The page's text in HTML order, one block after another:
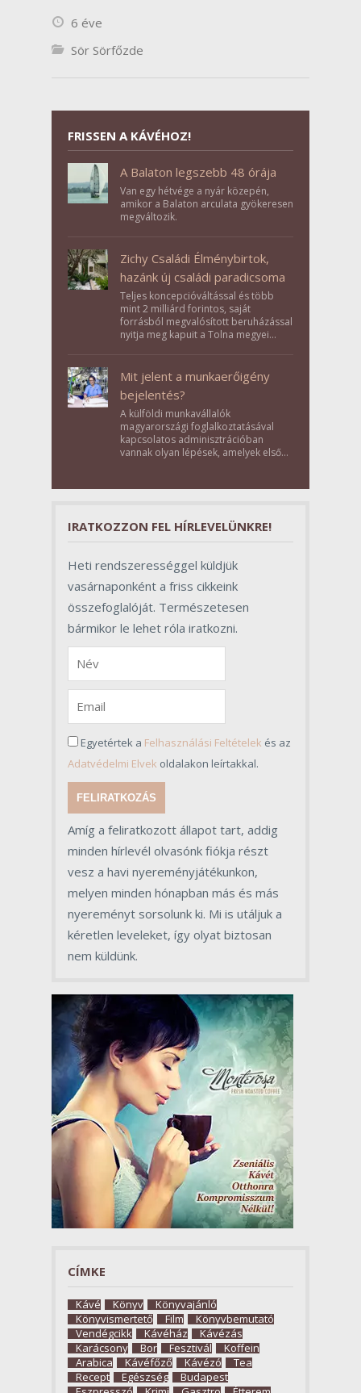
6 éve
Sör Sörfőzde
FRISSEN A KÁVÉHOZ!
A Balaton legszebb 48 órája
Van egy hétvége a nyár közepén,
amikor a Balaton arculata gyökeresen
megváltozik.
Zichy Családi Élménybirtok,
hazánk új családi paradicsoma
Teljes koncepcióváltással és több
mint 2 milliárd forintos, saját
forrásból megvalósított beruházással
nyitja meg kapuit a Tolna megyei
Mit jelent a munkaerőigény
bejelentés?
A külföldi munkavállalók
magyarországi foglalkoztatásával
kapcsolatos adminisztrációban
vannak olyan lépések, amelyek első
szerepet töltenek be az egész
IRATKOZZON FEL HÍRLEVELÜNKRE!
Heti rendszerességgel küldjük
vasárnaponként a friss cikkeink
összefoglalóját. Természetesen
bármikor le lehet róla iratkozni.
Egyetértek a Felhasználási Feltételek és az
Adatvédelmi Elvek oldalakon leírtakkal.
FELIRATKOZÁS
Amíg a feliratkozott állapot tart, addig
minden hírlevél olvasónk fiókja részt
vesz a havi nyereményjátékunkon,
melyen minden hónapban más és más
nyereményt sorsolunk ki. Mi is utáljuk a
kéretlen leveleket, így olyat biztosan
nem küldünk.
CÍMKE
Kávé Könyv
Könyvajánló
Könyvismertető
Film
Könyvbemutató
Vendégcikk
Kávéház
Kávézás
Karácsony
Bor Fesztivál
Koffein
Arabica
Kávéfőző Kávézó
Tea
Recept
Egészség
Budapest